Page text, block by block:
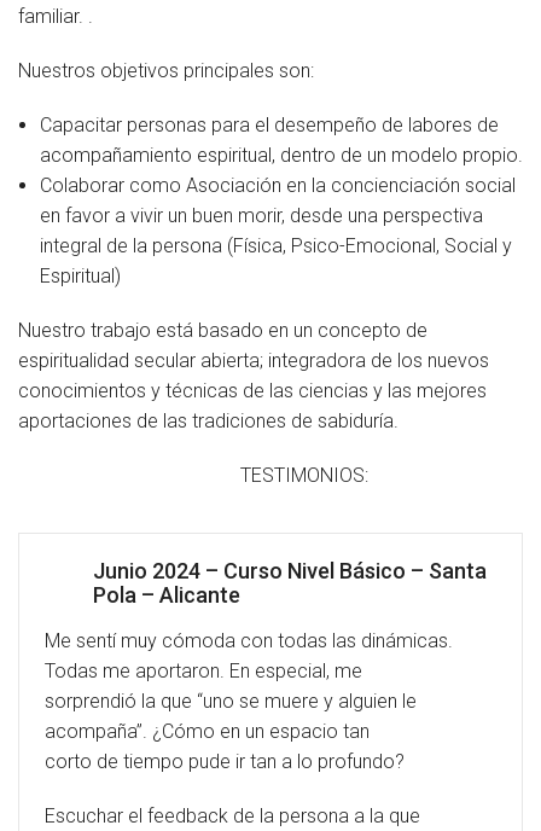
Nuestra propuesta de formación
Realizadas
Acompañamiento
Noticias
Vídeos
Contacto
Cómo Colaborar
familiar. .
Nuestros objetivos principales son:
Capacitar personas para el desempeño de labores de
acompañamiento espiritual, dentro de un modelo propio.
Colaborar como Asociación en la concienciación social
en favor a vivir un buen morir, desde una perspectiva
integral de la persona (Física, Psico-Emocional, Social y
Espiritual)
Nuestro trabajo está basado en un concepto de
espiritualidad secular abierta; integradora de los nuevos
conocimientos y técnicas de las ciencias y las mejores
aportaciones de las tradiciones de sabiduría.
TESTIMONIOS:
Junio 2024 – Curso Nivel Básico – Santa
Pola – Alicante
Me sentí muy cómoda con todas las dinámicas.
Todas me aportaron. En especial, me
sorprendió la que “uno se muere y alguien le
acompaña”. ¿Cómo en un espacio tan
corto de tiempo pude ir tan a lo profundo?
Escuchar el feedback de la persona a la que